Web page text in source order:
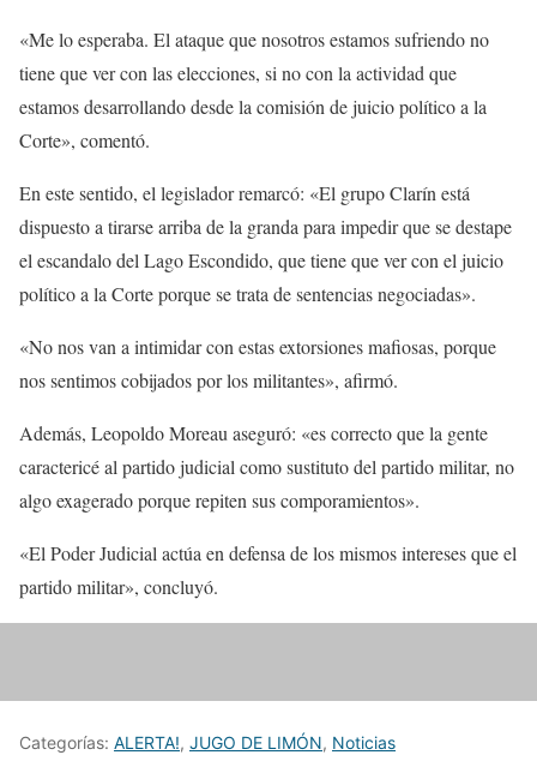
«Me lo esperaba. El ataque que nosotros estamos sufriendo no
tiene que ver con las elecciones, si no con la actividad que
estamos desarrollando desde la comisión de juicio político a la
Corte», comentó.
En este sentido, el legislador remarcó: «El grupo Clarín está
dispuesto a tirarse arriba de la granda para impedir que se destape
el escandalo del Lago Escondido, que tiene que ver con el juicio
político a la Corte porque se trata de sentencias negociadas».
«No nos van a intimidar con estas extorsiones mafiosas, porque
nos sentimos cobijados por los militantes», afirmó.
Además, Leopoldo Moreau aseguró: «es correcto que la gente
caractericé al partido judicial como sustituto del partido militar, no
algo exagerado porque repiten sus comporamientos».
«El Poder Judicial actúa en defensa de los mismos intereses que el
partido militar», concluyó.
Categorías: ALERTA!, JUGO DE LIMÓN, Noticias